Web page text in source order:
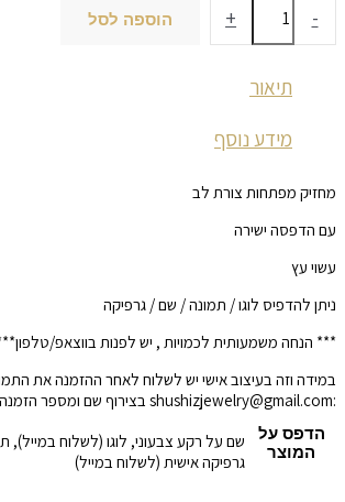
-
+ הוספה לסל
תיאור
מידע נוסף
מחזיק מפתחות צורת לב
עם הדפסה ישירה
עשוי עץ
ניתן להדפיס לוגו / תמונה / שם / גרפיקה
*** הנחה משמעותית לכמויות , יש לפנות בווצאפ/
במידה וזה בעיצוב אישי יש לשלוח לאחר ההזמנה את
:shushizjewelry@gmail.com בצירוף שם ומספר הזמנה
הדפס על
המוצר
שם על רקע צבעוני, לוגו (לשלוח במייל),
גרפיקה אישית (לשלוח במייל)